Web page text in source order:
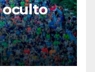
oculto